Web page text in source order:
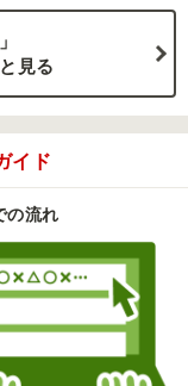
見る
イド
の流れ